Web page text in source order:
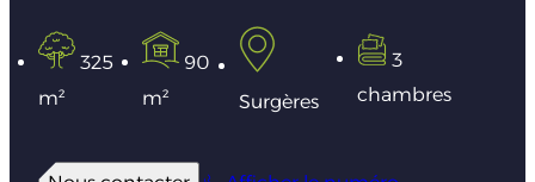
325
m²
90
m²
Surgères
3
chambres